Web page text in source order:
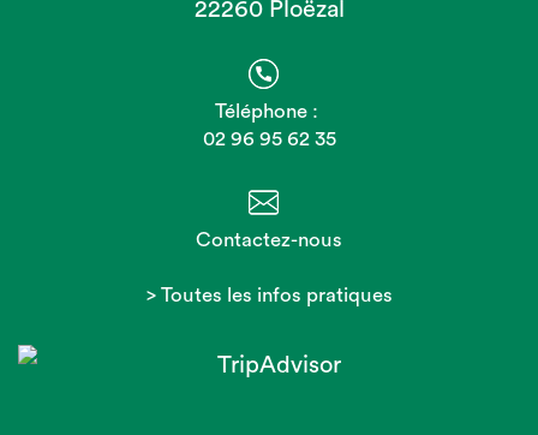
22260 Ploëzal
Téléphone :
02 96 95 62 35
Contactez-nous
> Toutes les infos pratiques